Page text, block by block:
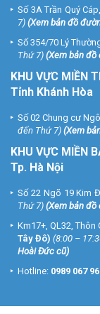
Số 3A Trần Quý
7) (Xem bản đồ
Số 354/70 Lý
Thứ 7) (Xem bản đồ
KHU VỰC MIỀN
Tỉnh Khánh Hòa
Số 02 Chung cư
đến Thứ 7) (Xem
KHU VỰC MIỀN
Tp. Hà Nội
Số 22 Ngõ 19 Kim
Thứ 7) (Xem bản đồ
Km17+, QL32,
Tây Đô) (8:00 –
Hoài Đức cũ)
Hotline: 0989 067